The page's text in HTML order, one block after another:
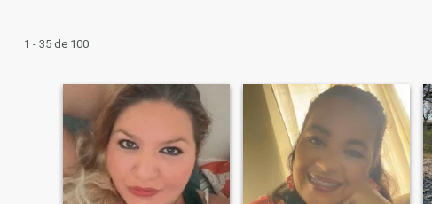
1 - 35 de 100